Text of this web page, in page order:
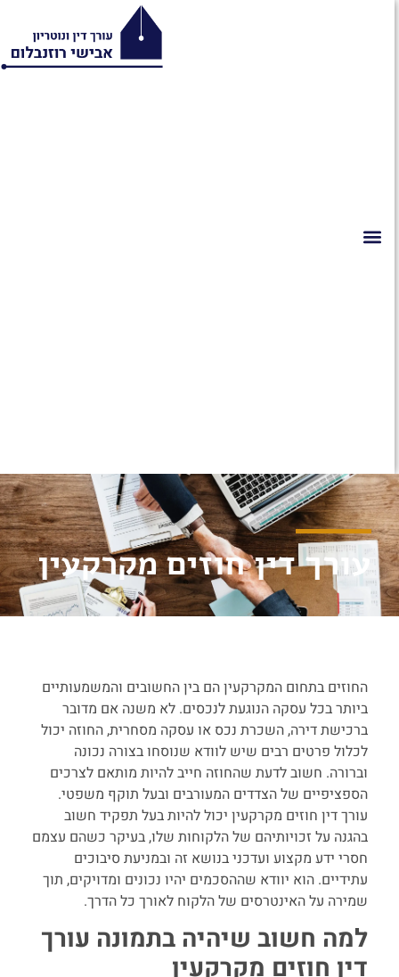
עורך דין חוזים מקרקעין
החוזים בתחום המקרקעין הם בין החשובים והמשמעותיים
ביותר בכל עסקה הנוגעת לנכסים. לא משנה אם מדובר
ברכישת דירה, השכרת נכס או עסקה מסחרית, החוזה יכול
לכלול פרטים רבים שיש לוודא שנוסחו בצורה נכונה
וברורה. חשוב לדעת שהחוזה חייב להיות מותאם לצרכים
הספציפיים של הצדדים המעורבים ובעל תוקף משפטי.
עורך דין חוזים מקרקעין יכול להיות בעל תפקיד חשוב
בהגנה על זכויותיהם של הלקוחות שלו, בעיקר כשהם עצמם
חסרי ידע מקצוע ועדכני בנושא זה ובמניעת סיבוכים
עתידיים. הוא יוודא שההסכמים יהיו נכונים ומדויקים, תוך
שמירה על האינטרסים של הלקוח לאורך כל הדרך.
למה חשוב שיהיה בתמונה עורך
דין חוזים מקרקעין